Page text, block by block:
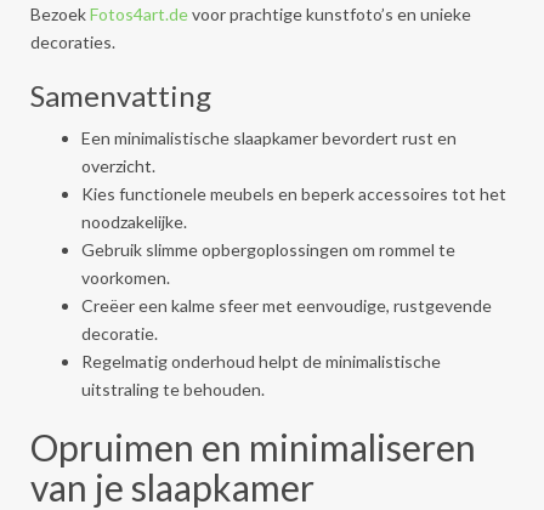
BezoekFotos4art.devoor prachtige kunstfoto’s en unieke
decoraties.
Samenvatting
Een minimalistische slaapkamer bevordert rust en
overzicht.
Kies functionele meubels en beperk accessoires tot het
noodzakelijke.
Gebruik slimme opbergoplossingen om rommel te
voorkomen.
Creëer een kalme sfeer met eenvoudige, rustgevende
decoratie.
Regelmatig onderhoud helpt de minimalistische
uitstraling te behouden.
Opruimen en minimaliseren
van je slaapkamer